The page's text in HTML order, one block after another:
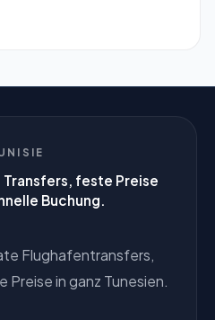
Transfers, feste Preise
Buchung.
Flughafentransfers,
in ganz Tunesien.